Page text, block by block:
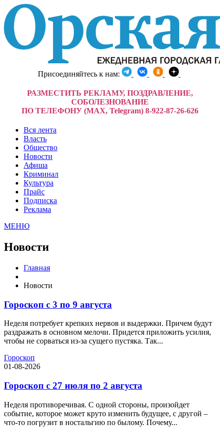
Присоединяйтесь к нам:
РАЗМЕСТИТЬ РЕКЛАМУ, ПОЗДРАВЛЕНИЕ,
СОБОЛЕЗНОВАНИЕ
ПО ТЕЛЕФОНУ (MAX, Telegram) 8-922-87-26-626
Вся лента
Власть
Общество
Новости
Афиша
Криминал
Культура
Прайс
Подписка
Реклама
МЕНЮ
Новости
Главная
Новости
Гороскоп с 3 по 9 августа
Неделя потребует крепких нервов и выдержки. Причем будут
раздражать в основном мелочи. Придется приложить усилия,
чтобы не сорваться из-за сущего пустяка. Так...
Гороскоп
01-08-2026
Гороскоп с 27 июля по 2 августа
Неделя противоречивая. С одной стороны, произойдет
событие, которое может круто изменить будущее, с другой –
что-то погрузит в ностальгию по былому. Почему...